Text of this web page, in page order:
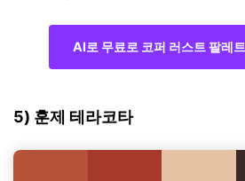
AI로 무료로 코퍼 러스트 팔레
5) 훈제 테라코타